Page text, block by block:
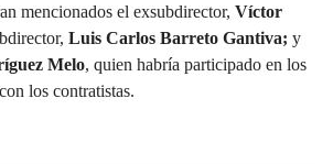
mencionados el exsubdirector, Víctor
Luis Carlos Barreto Gantiva; y
Melo, quien habría participado en los
los contratistas.